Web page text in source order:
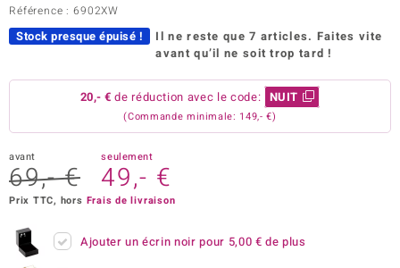
Collection
Référence : 6902XW
Stock presque épuisé ! Il ne reste que 7 articles. Faites vite
avant qu’il ne soit trop tard !
20,- € de réduction avec le code: NUIT
(Commande minimale: 149,- €)
avant
69,- €
seulement
49,- €
Prix TTC, hors Frais de livraison
Ajouter un écrin noir pour 5,00 € de plus